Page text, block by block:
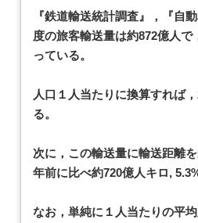
『鉄道輸送統計調査』，『自
度の旅客輸送量は約872億人
っている。
人口１人当たりに換算すれば
る。
次に，この輸送量に輸送距離
年前に比べ約720億人キロ,
なお，単純に１人当たりの平